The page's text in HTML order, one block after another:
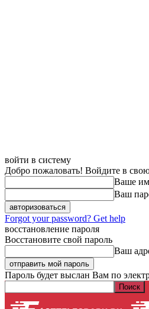
войти в систему
Добро пожаловать! Войдите в
Ваше
Ваш
Forgot your password? Get help
восстановление пароля
Восстановите свой пароль
Ваш
Пароль будет выслан Вам по